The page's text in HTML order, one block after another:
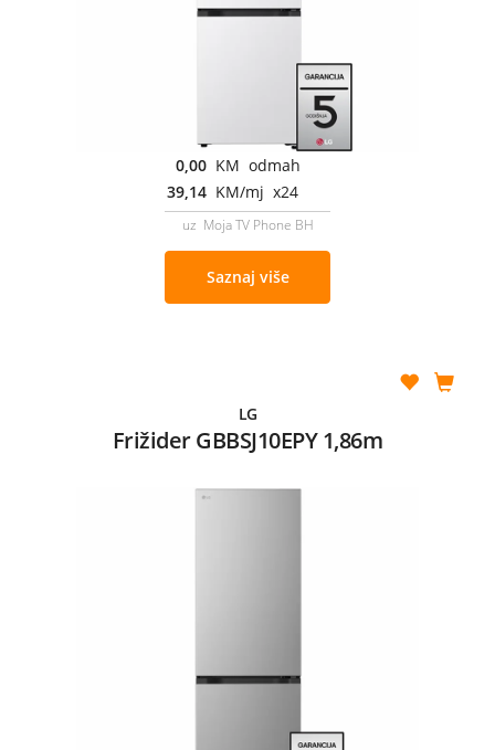
0,00 KM odmah
39,14 KM/mj x24
uz Moja TV Phone BH
Saznaj više
LG
Frižider GBBSJ10EPY 1,86m